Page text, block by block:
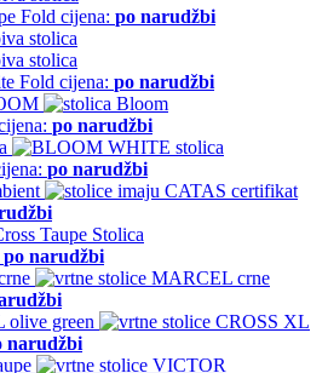
Fold cijena: po narudžbi
Fold cijena: po narudžbi
po narudžbi
po narudžbi
po narudžbi
narudžbi